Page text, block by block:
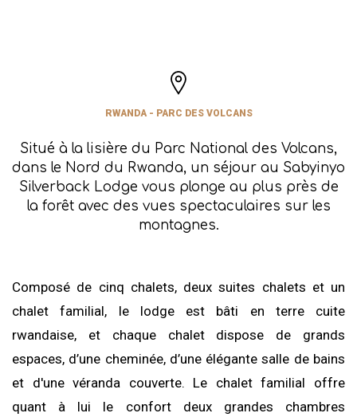
RWANDA - PARC DES VOLCANS
Situé à la lisière du Parc National des Volcans,
dans le Nord du Rwanda, un séjour au Sabyinyo
Silverback Lodge vous plonge au plus près de
la forêt avec des vues spectaculaires sur les
montagnes.
Composé de cinq chalets, deux suites chalets et un
chalet familial, le lodge est bâti en terre cuite
rwandaise, et chaque chalet dispose de grands
espaces, d’une cheminée, d’une élégante salle de bains
et d'une véranda couverte. Le chalet familial offre
quant à lui le confort deux grandes chambres